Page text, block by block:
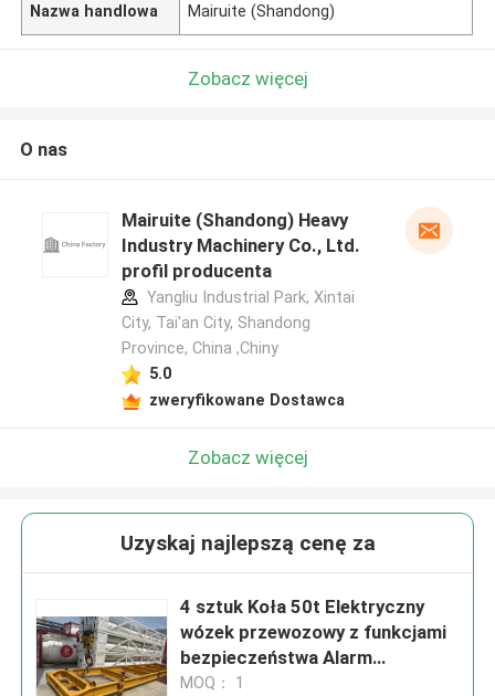
Nazwa handlowa Mairuite (Shandong)
Zobacz więcej
O nas
Mairuite (Shandong) Heavy
Industry Machinery Co., Ltd.
profil producenta
Yangliu Industrial Park, Xintai
City, Tai'an City, Shandong
Province, China ,Chiny
5.0
zweryfikowane Dostawca
Zobacz więcej
Uzyskaj najlepszą cenę za
4 sztuk Koła 50t Elektryczny
wózek przewozowy z funkcjami
bezpieczeństwa Alarm
ostrzegawczy i zatrzymanie
MOQ： 1